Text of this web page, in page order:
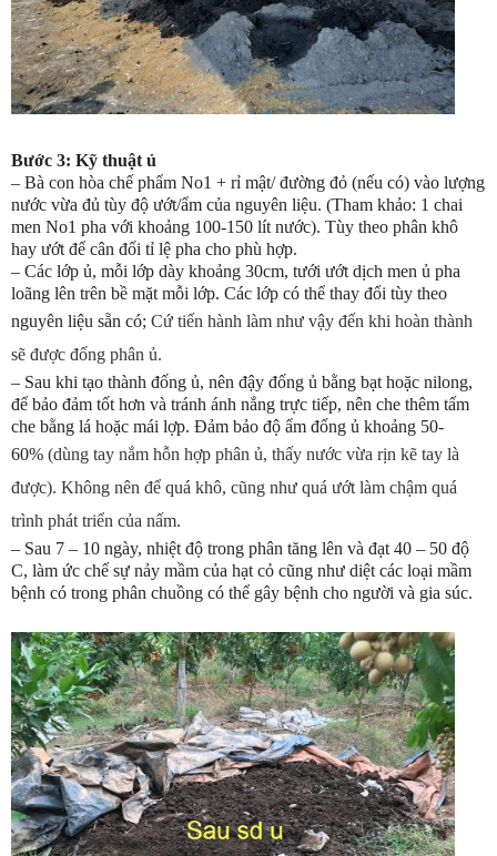
Bước 3: Kỹ thuật ủ
– Bà con hòa chế phẩm No1 + rỉ mật/ đường đỏ (nếu có) vào lượng
nước vừa đủ tùy độ ướt/ẩm của nguyên liệu. (Tham khảo: 1 chai
men No1 pha với khoảng 100-150 lít nước). Tùy theo phân khô
hay ướt để cân đối tỉ lệ pha cho phù hợp.
– Các lớp ủ, mỗi lớp dày khoảng 30cm, tưới ướt dịch men ủ pha
loãng lên trên bề mặt mỗi lớp. Các lớp có thể thay đổi tùy theo
nguyên liệu sẵn có; Cứ tiến hành làm như vậy đến khi hoàn thành
sẽ được đống phân ủ.
– Sau khi tạo thành đống ủ, nên đậy đống ủ bằng bạt hoặc nilong,
để bảo đảm tốt hơn và tránh ánh nắng trực tiếp, nên che thêm tấm
che bằng lá hoặc mái lợp. Đảm bảo độ ẩm đống ủ khoảng 50-
60% (dùng tay nắm hỗn hợp phân ủ, thấy nước vừa rịn kẽ tay là
được). Không nên để quá khô, cũng như quá ướt làm chậm quá
trình phát triển của nấm.
– Sau 7 – 10 ngày, nhiệt độ trong phân tăng lên và đạt 40 – 50 độ
C, làm ức chế sự nảy mầm của hạt cỏ cũng như diệt các loại mầm
bệnh có trong phân chuồng có thể gây bệnh cho người và gia súc.